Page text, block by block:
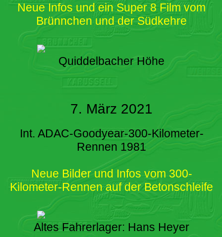
Neue Infos und ein Super 8 Film vom
Brünnchen und der Südkehre
Quiddelbacher Höhe
7. März 2021
Int. ADAC-Goodyear-300-Kilometer-
Rennen 1981
Neue Bilder und Infos vom 300-
Kilometer-Rennen auf der Betonschleife
Altes Fahrerlager: Hans Heyer